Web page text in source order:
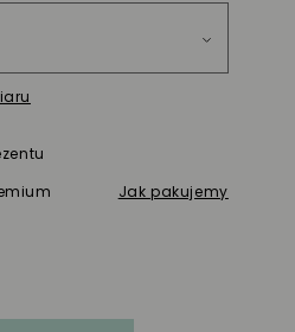
Jak pakujemy